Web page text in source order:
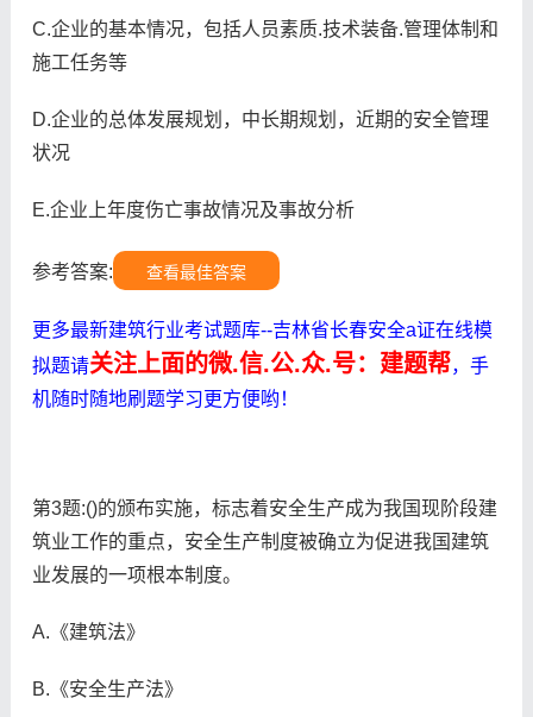
C.企业的基本情况，包括人员素质.技术装备.管理体制和
施工任务等
D.企业的总体发展规划，中长期规划，近期的安全管理
状况
E.企业上年度伤亡事故情况及事故分析
参考答案: 查看最佳答案
更多最新建筑行业考试题库--吉林省长春安全a证在线模
拟题请关注上面的微.信.公.众.号：建题帮，手
机随时随地刷题学习更方便哟！
第3题:()的颁布实施，标志着安全生产成为我国现阶段建
筑业工作的重点，安全生产制度被确立为促进我国建筑
业发展的一项根本制度。
A.《建筑法》
B.《安全生产法》